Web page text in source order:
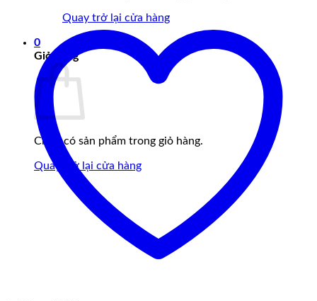
Quay trở lại cửa hàng
0
Giỏ hàng
Chưa có sản phẩm trong giỏ hàng.
Quay trở lại cửa hàng